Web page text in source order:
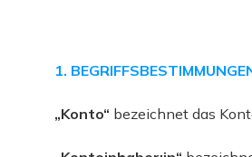
1.
„Konto“ bezeichnet das